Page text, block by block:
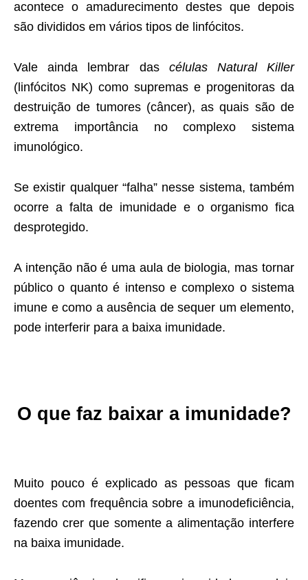
acontece o amadurecimento destes que depois
são divididos em vários tipos de linfócitos.
Vale ainda lembrar das células Natural Killer
(linfócitos NK) como supremas e progenitoras da
destruição de tumores (câncer), as quais são de
extrema importância no complexo sistema
imunológico.
Se existir qualquer “falha” nesse sistema, também
ocorre a falta de imunidade e o organismo fica
desprotegido.
A intenção não é uma aula de biologia, mas tornar
público o quanto é intenso e complexo o sistema
imune e como a ausência de sequer um elemento,
pode interferir para a baixa imunidade.
O que faz baixar a imunidade?
Muito pouco é explicado as pessoas que ficam
doentes com frequência sobre a imunodeficiência,
fazendo crer que somente a alimentação interfere
na baixa imunidade.